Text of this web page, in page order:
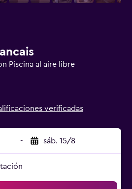
Piscina al aire libre
verificadas
- sáb. 15/8